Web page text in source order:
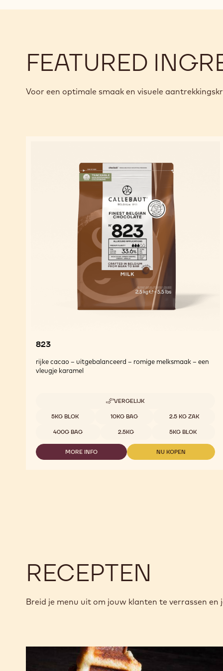
FEATURED
Voor een optimale smaak en visuele
823
rijke cacao – uitgebalanceerd – romige melksmaak – een
vleugje karamel
VERGELIJK
-
Beschikbare maten
5KG BLOK 10KG BAG 2.5 KG ZAK
400G BAG 2.5KG 5KG BLOK
MORE INFO
-
NU KOPEN
-
RECEPTEN
Breid je menu uit om jouw klanten te verrassen en